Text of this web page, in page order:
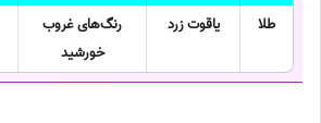
طلا یاقوت زرد
رنگ‌های غروب
خورشید